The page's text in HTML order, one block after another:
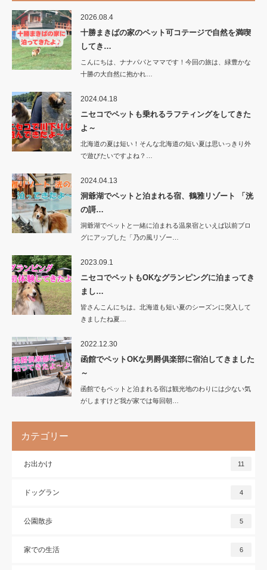
2026.08.4
十勝まきばの家のペット可コテージで自然を満喫
してき…
こんにちは、ナナパパとママです！今回の旅は、緑豊かな
十勝の大自然に抱かれ…
2024.04.18
ニセコでペットも乗れるラフティングをしてきた
よ～
北海道の夏は短い！そんな北海道の短い夏は思いっきり外
で遊びたいですよね？…
2024.04.13
洞爺湖でペットと泊まれる宿、鶴雅リゾート 「洸
の謌…
洞爺湖でペットと一緒に泊まれる温泉宿といえば以前ブロ
グにアップした「乃の風リゾー…
2023.09.1
ニセコでペットもOKなグランピングに泊まってき
まし…
皆さんこんにちは。北海道も短い夏のシーズンに突入して
きましたね夏…
2022.12.30
函館でペットOKな男爵俱楽部に宿泊してきました
～
函館でもペットと泊まれる宿は観光地のわりには少ない気
がしますけど我が家では毎回朝…
カテゴリー
お出かけ 11
ドッグラン 4
公園散歩 5
家での生活 6